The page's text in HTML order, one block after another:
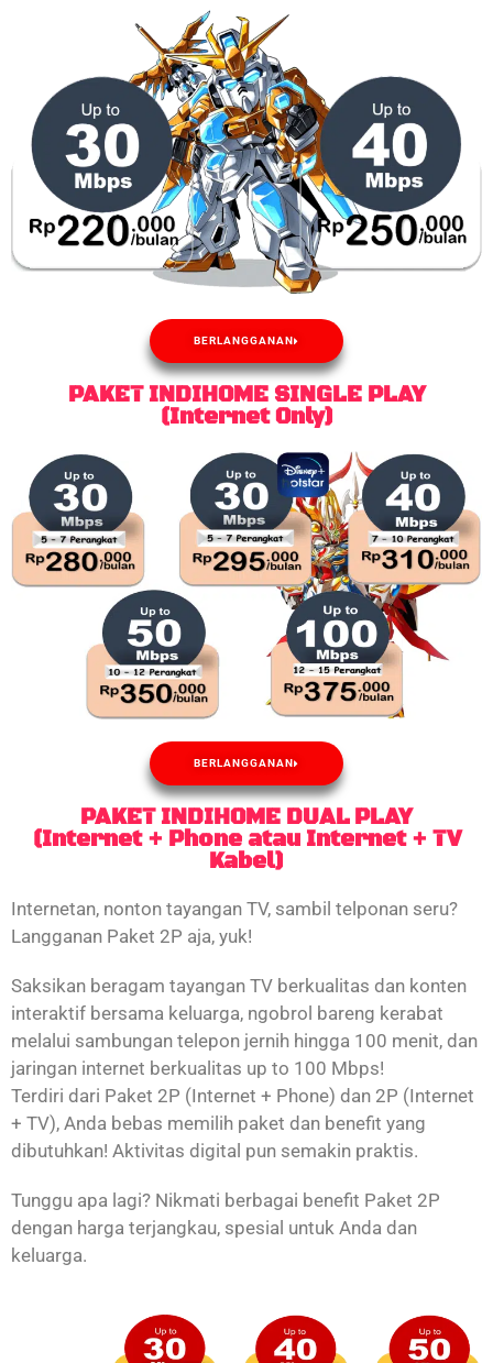
BERLANGGANAN
PAKET INDIHOME SINGLE PLAY
(Internet Only)
BERLANGGANAN
PAKET INDIHOME DUAL PLAY
(Internet + Phone atau Internet + TV
Kabel)
Internetan, nonton tayangan TV, sambil telponan seru?
Langganan Paket 2P aja, yuk!
Saksikan beragam tayangan TV berkualitas dan konten
interaktif bersama keluarga, ngobrol bareng kerabat
melalui sambungan telepon jernih hingga 100 menit, dan
jaringan internet berkualitas up to 100 Mbps!
Terdiri dari Paket 2P (Internet + Phone) dan 2P (Internet
+ TV), Anda bebas memilih paket dan benefit yang
dibutuhkan! Aktivitas digital pun semakin praktis.
Tunggu apa lagi? Nikmati berbagai benefit Paket 2P
dengan harga terjangkau, spesial untuk Anda dan
keluarga.